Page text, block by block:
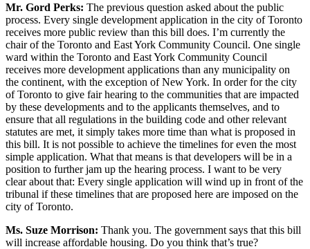
Mr. Gord Perks: The previous question asked about the public
process. Every single development application in the city of Toronto
receives more public review than this bill does. I’m currently the
chair of the Toronto and East York Community Council. One single
ward within the Toronto and East York Community Council
receives more development applications than any municipality on
the continent, with the exception of New York. In order for the city
of Toronto to give fair hearing to the communities that are impacted
by these developments and to the applicants themselves, and to
ensure that all regulations in the building code and other relevant
statutes are met, it simply takes more time than what is proposed in
this bill. It is not possible to achieve the timelines for even the most
simple application. What that means is that developers will be in a
position to further jam up the hearing process. I want to be very
clear about that: Every single application will wind up in front of the
tribunal if these timelines that are proposed here are imposed on the
city of Toronto.
Ms. Suze Morrison: Thank you. The government says that this bill
will increase affordable housing. Do you think that’s true?